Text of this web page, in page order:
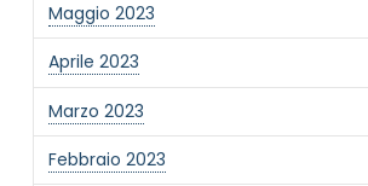
Maggio 2023
Aprile 2023
Marzo 2023
Febbraio 2023